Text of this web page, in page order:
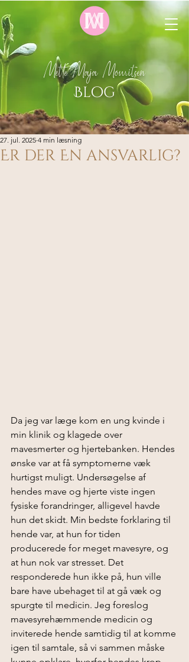
Mette Maja Mouritsen
Blog
Er der En ansvarlig?
27. jul. 2025 4 min læsning
Da jeg var læge kom en ung kvinde i
min klinik og klagede over
mavesmerter og hjertebanken. Hendes
ønske var at få symptomerne væk
hurtigst muligt. Undersøgelse af
hendes mave og hjerte viste ingen
fysiske forandringer, alligevel havde
hun det skidt. Min bedste forklaring til
hende var, at hun for tiden
producerede for meget mavesyre, og
at hun nok var stresset. Det
responderede hun ikke på, hun ville
bare have ubehaget til at gå væk og
spurgte til medicin. Jeg foreslog
mavesyrehæmmende medicin og
inviterede hende samtidig til at komme
igen til samtale, så vi sammen måske